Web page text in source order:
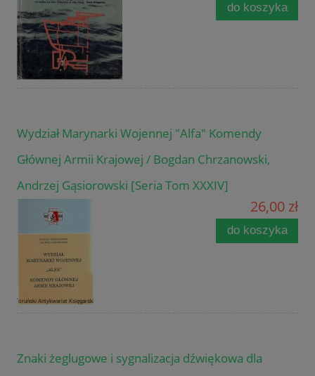
do koszyka
Wydział Marynarki Wojennej "Alfa" Komendy
Głównej Armii Krajowej / Bogdan Chrzanowski,
Andrzej Gąsiorowski [Seria Tom XXXIV]
26,00 zł
do koszyka
Znaki żeglugowe i sygnalizacja dźwiękowa dla